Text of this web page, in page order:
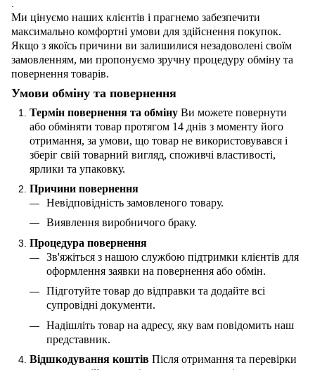
Ми цінуємо наших клієнтів і прагнемо забезпечити
максимально комфортні умови для здійснення покупок.
Якщо з якоїсь причини ви залишилися незадоволені своїм
замовленням, ми пропонуємо зручну процедуру обміну та
повернення товарів.
Умови обміну та повернення
Термін повернення та обміну Ви можете повернути
або обміняти товар протягом 14 днів з моменту його
отримання, за умови, що товар не використовувався і
зберіг свій товарний вигляд, споживчі властивості,
ярлики та упаковку.
Причини повернення
Невідповідність замовленого товару.
Виявлення виробничого браку.
Процедура повернення
Зв'яжіться з нашою службою підтримки клієнтів для
оформлення заявки на повернення або обмін.
Підготуйте товар до відправки та додайте всі
супровідні документи.
Надішліть товар на адресу, яку вам повідомить наш
представник.
Відшкодування коштів Після отримання та перевірки